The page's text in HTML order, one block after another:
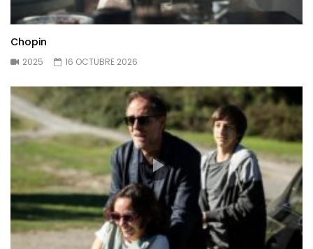
Chopin
2025 16 OCTUBRE 2026